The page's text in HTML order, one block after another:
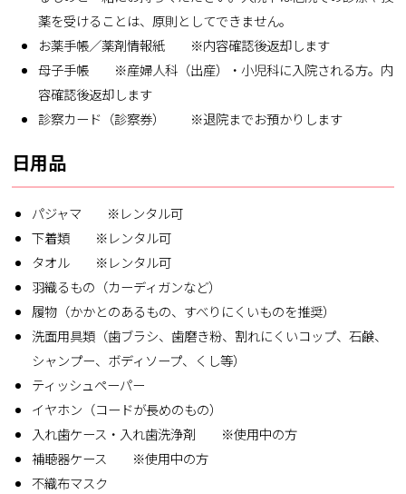
薬を受けることは、原則としてできません。
お薬手帳／薬剤情報紙 ※内容確認後返却します
母子手帳 ※産婦人科（出産）・小児科に入院される方。内
容確認後返却します
診察カード（診察券） ※退院までお預かりします
日用品
パジャマ ※レンタル可
下着類 ※レンタル可
タオル ※レンタル可
羽織るもの（カーディガンなど）
履物（かかとのあるもの、すべりにくいものを推奨）
洗面用具類（歯ブラシ、歯磨き粉、割れにくいコップ、石鹸、
シャンプー、ボディソープ、くし等）
ティッシュペーパー
イヤホン（コードが長めのもの）
入れ歯ケース・入れ歯洗浄剤 ※使用中の方
補聴器ケース ※使用中の方
不織布マスク